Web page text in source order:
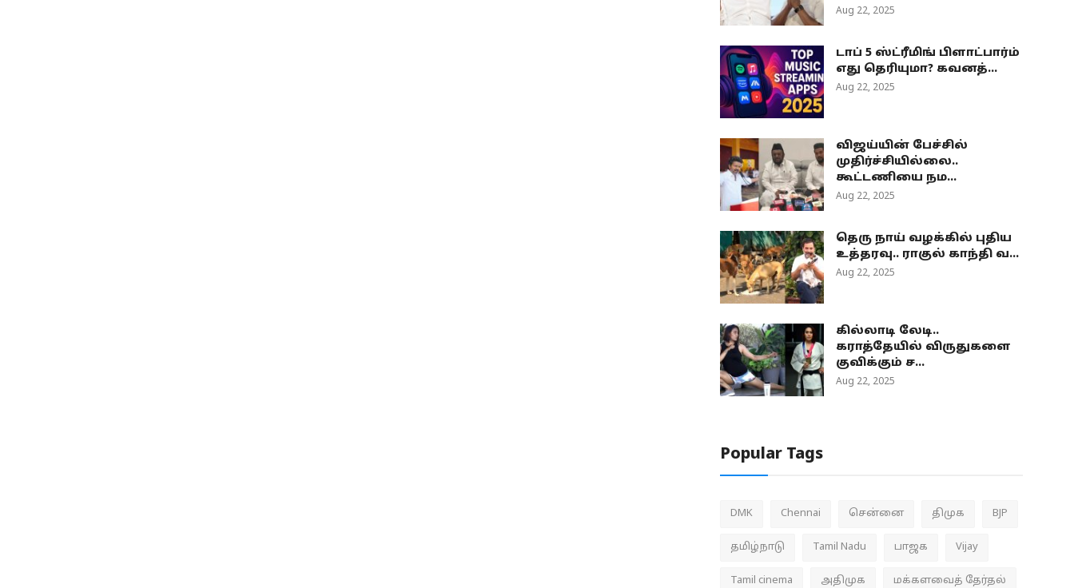
Aug 22, 2025
டாப் 5 ஸ்ட்ரீமிங் பிளாட்பார்ம்
எது தெரியுமா? கவனத்...
Aug 22, 2025
விஜய்யின் பேச்சில்
முதிர்ச்சியில்லை..
கூட்டணியை நம...
Aug 22, 2025
தெரு நாய் வழக்கில் புதிய
உத்தரவு.. ராகுல் காந்தி வ...
Aug 22, 2025
கில்லாடி லேடி..
கராத்தேயில் விருதுகளை
குவிக்கும் ச...
Aug 22, 2025
Popular Tags
DMK Chennai சென்னை திமுக BJP
தமிழ்நாடு Tamil Nadu பாஜக Vijay
Tamil cinema அதிமுக மக்களவைத் தேர்தல்